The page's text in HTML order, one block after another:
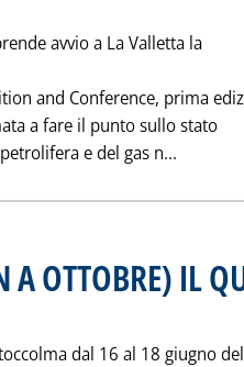
avvio a La Valletta la
and Conference, prima
a fare il punto sullo stato
e del gas n...
OTTOBRE) IL
dal 16 al 18 giugno del